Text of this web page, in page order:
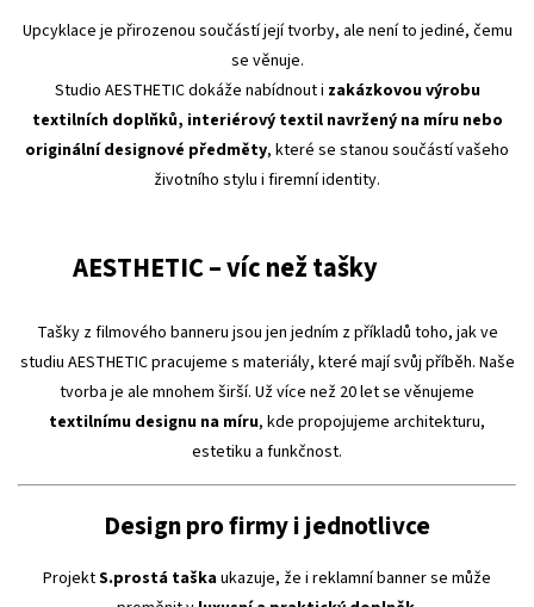
Upcyklace je přirozenou součástí její tvorby, ale není to jediné, čemu
se věnuje.
Studio AESTHETIC dokáže nabídnout i zakázkovou výrobu
textilních doplňků, interiérový textil navržený na míru nebo
originální designové předměty, které se stanou součástí vašeho
životního stylu i firemní identity.
AESTHETIC – víc než tašky
Tašky z filmového banneru jsou jen jedním z příkladů toho, jak ve
studiu AESTHETIC pracujeme s materiály, které mají svůj příběh. Naše
tvorba je ale mnohem širší. Už více než 20 let se věnujeme
textilnímu designu na míru, kde propojujeme architekturu,
estetiku a funkčnost.
Design pro firmy i jednotlivce
ProjektS.prostá taškaukazuje, že i reklamní banner se může